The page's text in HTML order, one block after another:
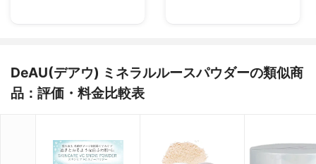
DeAU(デアウ) ミネラルルースパウダーの類似商
品：評価・料金比較表